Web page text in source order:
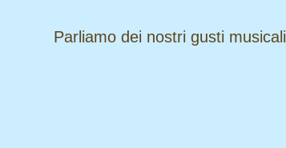
​​​​​​​Parliamo dei nostri gusti musicali